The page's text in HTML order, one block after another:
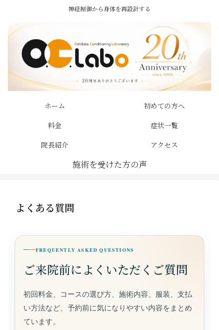
神経制御から身体を再設計する
ホーム
初めての方へ
料金
症状一覧
院長紹介
アクセス
よくある質問
FREQUENTLY ASKED QUESTIONS
ご来院前によくいただくご質問
初回料金、コースの選び方、施術内容、服装、支払
い方法など、予約前に気になりやすい内容をまとめ
ています。